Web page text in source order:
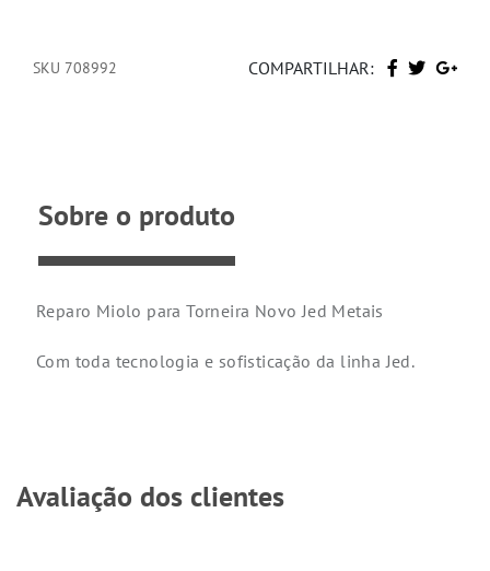
SKU 708992 COMPARTILHAR:
Sobre o produto
Reparo Miolo para Torneira Novo Jed Metais
Com toda tecnologia e sofisticação da linha Jed.
Avaliação dos clientes